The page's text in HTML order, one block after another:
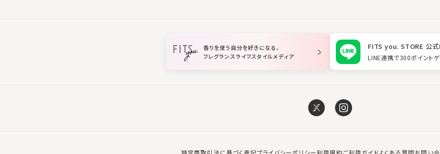
香りを使う自分を好きになる、
フレグランスライフスタイルメディア
FITS you. STORE 公
LINE連携で300ポイントゲ